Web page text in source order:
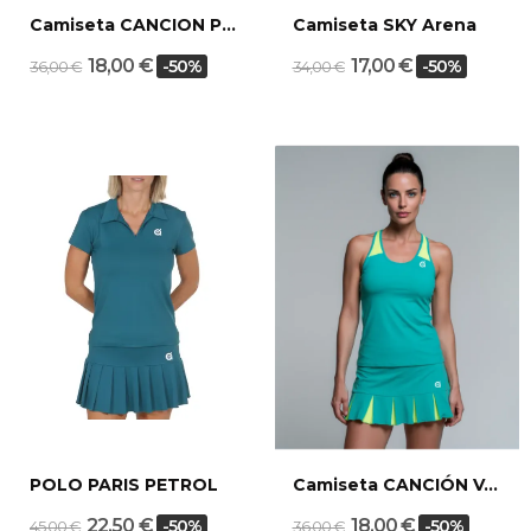
Camiseta CANCION Petrol Arena
36,00 € 18,00 € -50%
Camiseta SKY Arena
34,00 € 17,00 € -50%
POLO PARIS PETROL
45,00 € 22,50 €
Camiseta CANCIÓN Verde Jade/Melón
36,00 € 18,00 €